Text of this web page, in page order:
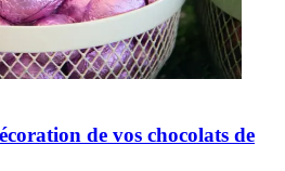
de vos chocolats de